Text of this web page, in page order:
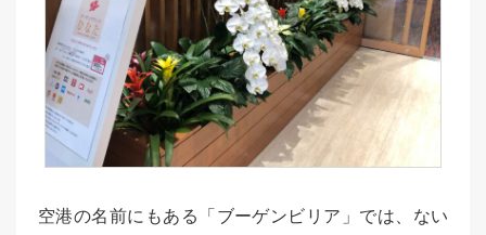
空港の名前にもある「ブーゲンビリア」では、ない